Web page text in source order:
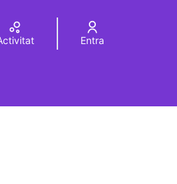
Activitat Entra